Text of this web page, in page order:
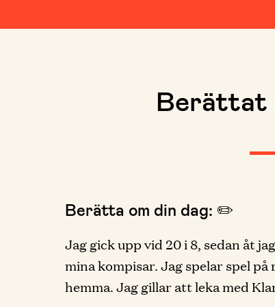
Berättat
Berätta om din dag: ✏️
Jag gick upp vid 20 i 8, sedan åt
mina kompisar. Jag spelar spel
hemma. Jag gillar att leka med